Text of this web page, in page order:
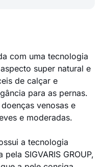
com uma tecnologia
super natural e
de calçar e
para as pernas.
venosas e
e moderadas.
a tecnologia
SIGVARIS GROUP,